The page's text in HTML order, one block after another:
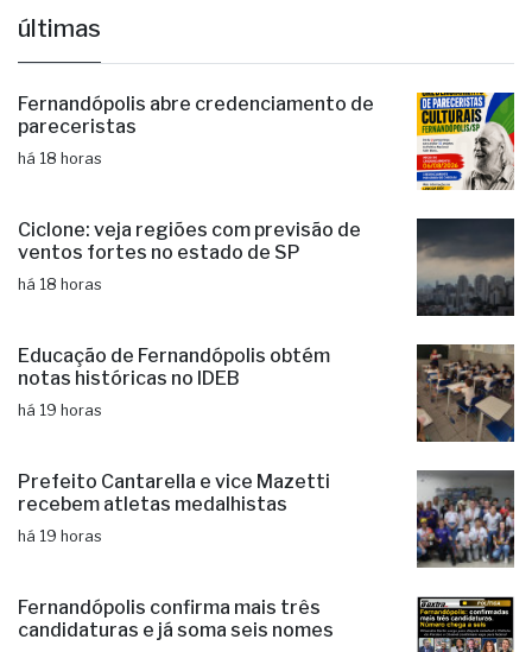
últimas
Fernandópolis abre credenciamento de
pareceristas
há 18 horas
Ciclone: veja regiões com previsão de
ventos fortes no estado de SP
há 18 horas
Educação de Fernandópolis obtém
notas históricas no IDEB
há 19 horas
Prefeito Cantarella e vice Mazetti
recebem atletas medalhistas
há 19 horas
Fernandópolis confirma mais três
candidaturas e já soma seis nomes